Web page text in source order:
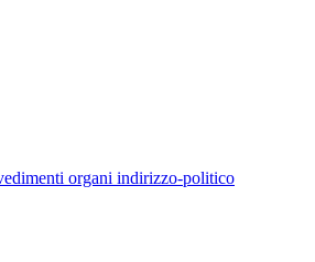
organi indirizzo-politico